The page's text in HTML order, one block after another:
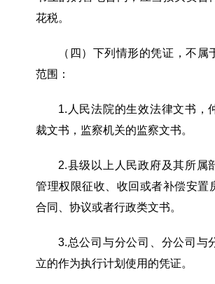
花税。
（四）下列情形的凭证，不属
范围：
1.人民法院的生效法律文书，
裁文书，监察机关的监察文书。
2.县级以上人民政府及其所属
管理权限征收、收回或者补偿安置
合同、协议或者行政类文书。
3.总公司与分公司、分公司与
立的作为执行计划使用的凭证。